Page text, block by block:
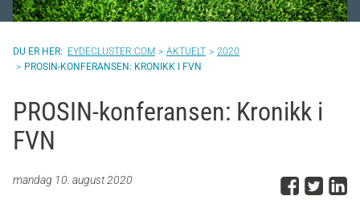
EYDECLUSTER.COM AKTUELT
2020
PROSIN-KONFERANSEN: KRONIKK I FVN
PROSIN-konferansen: Kronikk i
FVN
mandag 10. august 2020 DelDel